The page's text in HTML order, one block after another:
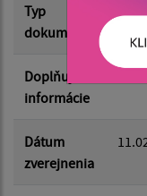
Typ
dokumentu
Doplňujúce
informácie
Dátum
zverejnenia